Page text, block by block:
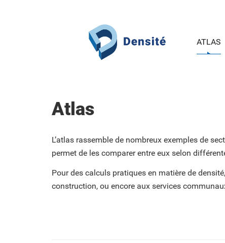
ATLAS
Atlas
L’atlas rassemble de nombreux exemples de
permet de les comparer entre eux selon
Pour des calculs pratiques en matière de
construction, ou encore aux services